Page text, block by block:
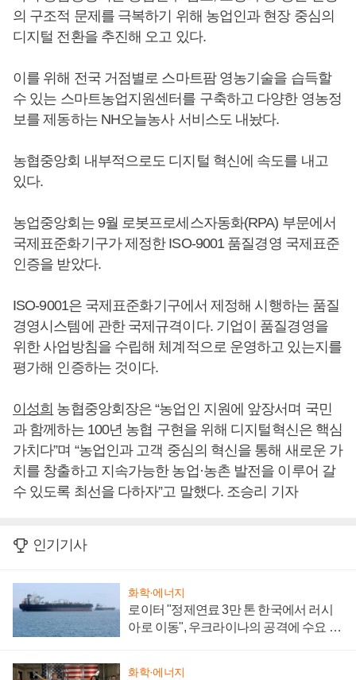
의 구조적 문제를 극복하기 위해 농업인과 현장 중심의
디지털 전환을 추진해 오고 있다.
이를 위해 전국 거점별로 스마트팜 영농기술을 습득할
수 있는 스마트농업지원센터를 구축하고 다양한 영농정
보를 제동하는 NH오늘농사 서비스도 내놨다.
농협중앙회 내부적으로도 디지털 혁신에 속도를 내고
있다.
농업중앙회는 9월 로봇프로세스자동화(RPA) 부문에서
국제표준화기구가 제정한 ISO-9001 품질경영 국제표준
인증을 받았다.
ISO-9001은 국제표준화기구에서 제정해 시행하는 품질
경영시스템에 관한 국제규격이다. 기업이 품질경영을
위한 사업방침을 수립해 체계적으로 운영하고 있는지를
평가해 인증하는 것이다.
이성희 농협중앙회장은 “농업인 지원에 앞장서며 국민
과 함께하는 100년 농협 구현을 위해 디지털혁신은 핵심
가치다”며 “농업인과 고객 중심의 혁신을 통해 새로운 가
치를 창출하고 지속가능한 농업·농촌 발전을 이루어 갈
수 있도록 최선을 다하자”고 말했다. 조승리 기자
인기기사
화학·에너지
로이터 "정제연료 3만 톤 한국에서 러시
아로 이동", 우크라이나의 공격에 수요 늘
화학·에너지